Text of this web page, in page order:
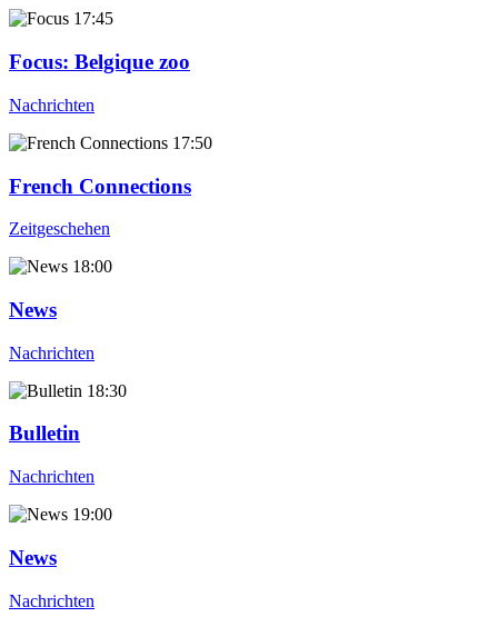
17:45
Focus: Belgique zoo
Nachrichten
17:50
French Connections
Zeitgeschehen
18:00
News
Nachrichten
18:30
Bulletin
Nachrichten
19:00
News
Nachrichten